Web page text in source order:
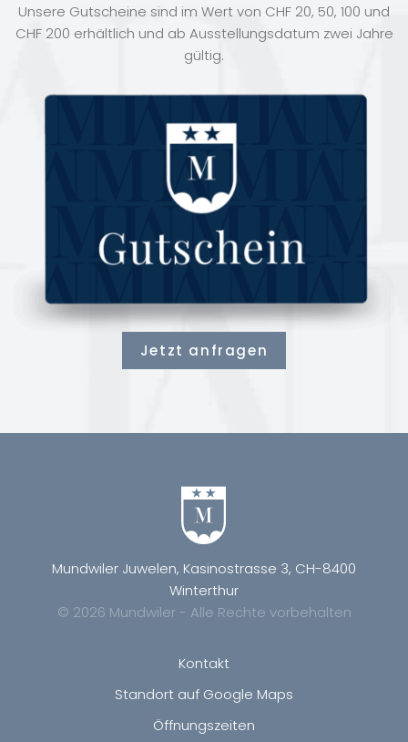
Unsere Gutscheine sind im Wert von CHF 20, 50, 100 und
CHF 200 erhältlich und ab Ausstellungsdatum zwei Jahre
gültig.
Jetzt anfragen
Mundwiler Juwelen, Kasinostrasse 3, CH-8400
Winterthur
© 2026 Mundwiler - Alle Rechte vorbehalten
Kontakt
Standort auf Google Maps
Öffnungszeiten